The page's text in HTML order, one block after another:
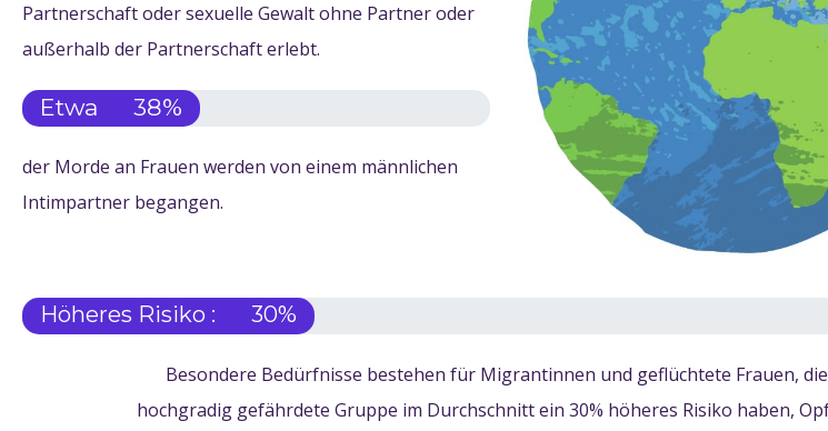
Partnerschaft oder sexuelle Gewalt ohne Partner oder
außerhalb der Partnerschaft erlebt.
Etwa 38%
der Morde an Frauen werden von einem männlichen
Intimpartner begangen.
Höheres Risiko : 30%
Besondere Bedürfnisse bestehen für Migrantinnen und geflüchtete Frauen,
hochgradig gefährdete Gruppe im Durchschnitt ein 30% höheres Risiko haben,